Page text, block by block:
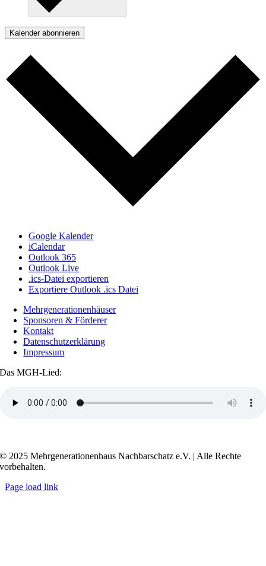
Kalender abonnieren
Google Kalender
iCalendar
Outlook 365
Outlook Live
.ics-Datei exportieren
Exportiere Outlook .ics Datei
Mehrgenerationenhäuser
Sponsoren & Förderer
Kontakt
Datenschutzerklärung
Impressum
Das MGH-Lied:
© 2025 Mehrgenerationenhaus Nachbarschatz e.V. | Alle Rechte
vorbehalten.
Page load link